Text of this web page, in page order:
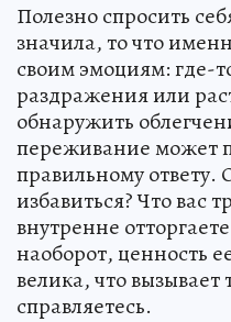
Полезно спросить
значила, то что
своим эмоциям: где-
раздражения или
обнаружить
переживание может
правильному ответу.
избавиться? Что вас
внутренне
наоборот, ценность
велика, что вызывает
справляетесь.